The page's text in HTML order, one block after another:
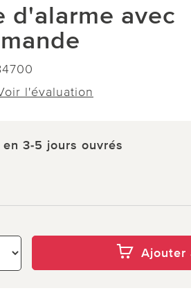
d'alarme avec
l'évaluation
3-5 jours ouvrés
Ajouter